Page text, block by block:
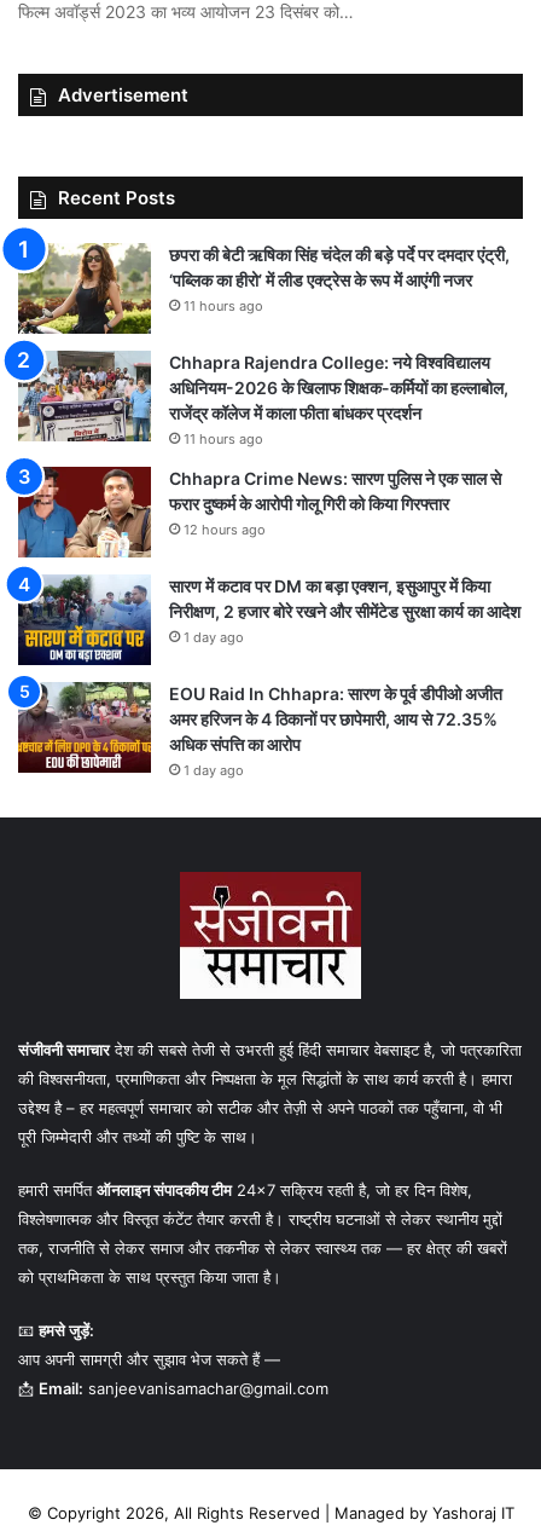
फिल्म अवॉर्ड्स 2023 का भव्य आयोजन 23 दिसंबर को…
Advertisement
Recent Posts
छपरा की बेटी ऋषिका सिंह चंदेल की बड़े पर्दे पर दमदार एंट्री,
‘पब्लिक का हीरो’ में लीड एक्ट्रेस के रूप में आएंगी नजर
11 hours ago
Chhapra Rajendra College: नये विश्वविद्यालय
अधिनियम-2026 के खिलाफ शिक्षक-कर्मियों का हल्लाबोल,
राजेंद्र कॉलेज में काला फीता बांधकर प्रदर्शन
11 hours ago
Chhapra Crime News: सारण पुलिस ने एक साल से
फरार दुष्कर्म के आरोपी गोलू गिरी को किया गिरफ्तार
12 hours ago
सारण में कटाव पर DM का बड़ा एक्शन, इसुआपुर में किया
निरीक्षण, 2 हजार बोरे रखने और सीमेंटेड सुरक्षा कार्य का आदेश
1 day ago
EOU Raid In Chhapra: सारण के पूर्व डीपीओ अजीत
अमर हरिजन के 4 ठिकानों पर छापेमारी, आय से 72.35%
अधिक संपत्ति का आरोप
1 day ago
संजीवनी समाचारदेश की सबसे तेजी से उभरती हुई हिंदी समाचार वेबसाइट है, जो पत्रकारिता
की विश्वसनीयता, प्रमाणिकता और निष्पक्षता के मूल सिद्धांतों के साथ कार्य करती है। हमारा
उद्देश्य है – हर महत्वपूर्ण समाचार को सटीक और तेज़ी से अपने पाठकों तक पहुँचाना, वो भी
पूरी जिम्मेदारी और तथ्यों की पुष्टि के साथ।
हमारी समर्पितऑनलाइन संपादकीय टीम24×7 सक्रिय रहती है, जो हर दिन विशेष,
विश्लेषणात्मक और विस्तृत कंटेंट तैयार करती है। राष्ट्रीय घटनाओं से लेकर स्थानीय मुद्दों
तक, राजनीति से लेकर समाज और तकनीक से लेकर स्वास्थ्य तक — हर क्षेत्र की खबरों
को प्राथमिकता के साथ प्रस्तुत किया जाता है।
📧हमसे जुड़ें:
आप अपनी सामग्री और सुझाव भेज सकते हैं —
📩 Email: sanjeevanisamachar@gmail.com
© Copyright 2026, All Rights Reserved | Managed by Yashoraj IT